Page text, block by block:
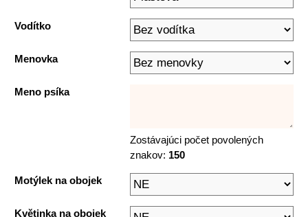
Vodítko
Menovka
Meno psíka
Zostávajúci počet povolených
znakov: 150
Motýlek na obojek
Květinka na obojek